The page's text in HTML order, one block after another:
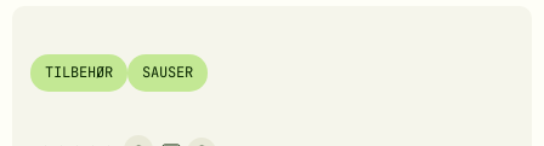
TILBEHØR SAUSER